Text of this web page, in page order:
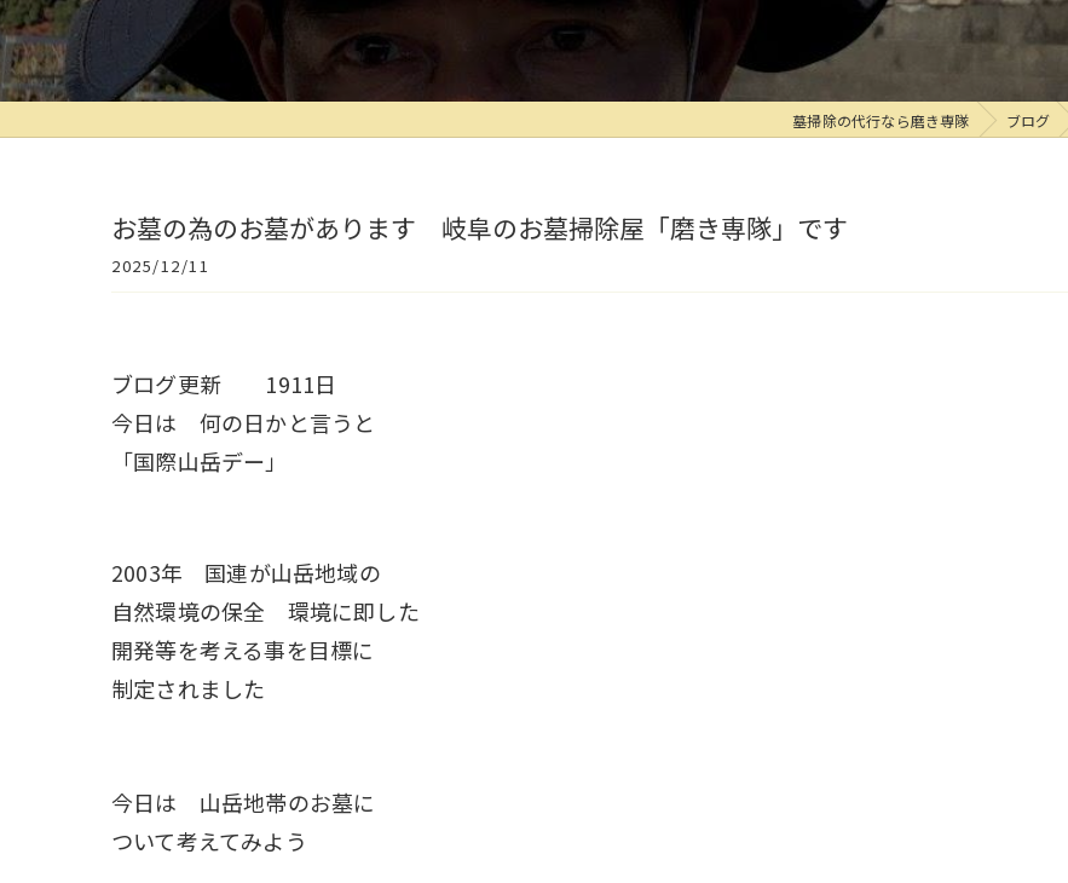
墓掃除の代行なら磨き専隊 ブログ
お墓の為のお墓があります 岐阜のお墓掃除屋「磨き専隊」です
2025/12/11
ブログ更新 1911日
今日は 何の日かと言うと
「国際山岳デー」
2003年 国連が山岳地域の
自然環境の保全 環境に即した
開発等を考える事を目標に
制定されました
今日は 山岳地帯のお墓に
ついて考えてみよう